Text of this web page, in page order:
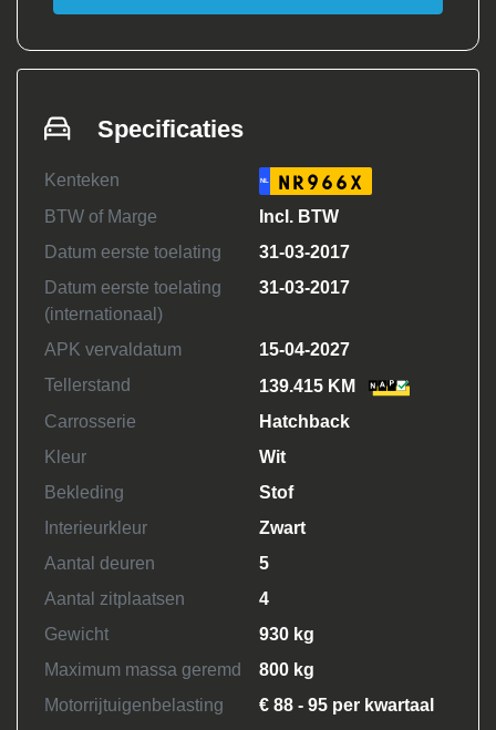
Specificaties
Kenteken NL NR966X
BTW of Marge
Incl. BTW
Datum eerste toelating
31-03-2017
Datum eerste toelating
(internationaal)
31-03-2017
APK vervaldatum
15-04-2027
Tellerstand
139.415 KM
Carrosserie
Hatchback
Kleur
Wit
Bekleding
Stof
Interieurkleur
Zwart
Aantal deuren
5
Aantal zitplaatsen
4
Gewicht
930 kg
Maximum massa geremd
800 kg
Motorrijtuigenbelasting
€ 88 - 95 per kwartaal